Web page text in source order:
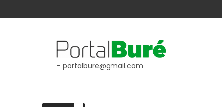
- portalbure@gmail.com